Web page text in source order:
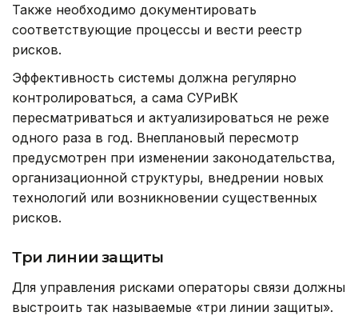
Также необходимо документировать
соответствующие процессы и вести реестр
рисков.
Эффективность системы должна регулярно
контролироваться, а сама СУРиВК
пересматриваться и актуализироваться не реже
одного раза в год. Внеплановый пересмотр
предусмотрен при изменении законодательства,
организационной структуры, внедрении новых
технологий или возникновении существенных
рисков.
Три линии защиты
Для управления рисками операторы связи должны
выстроить так называемые «три линии защиты».